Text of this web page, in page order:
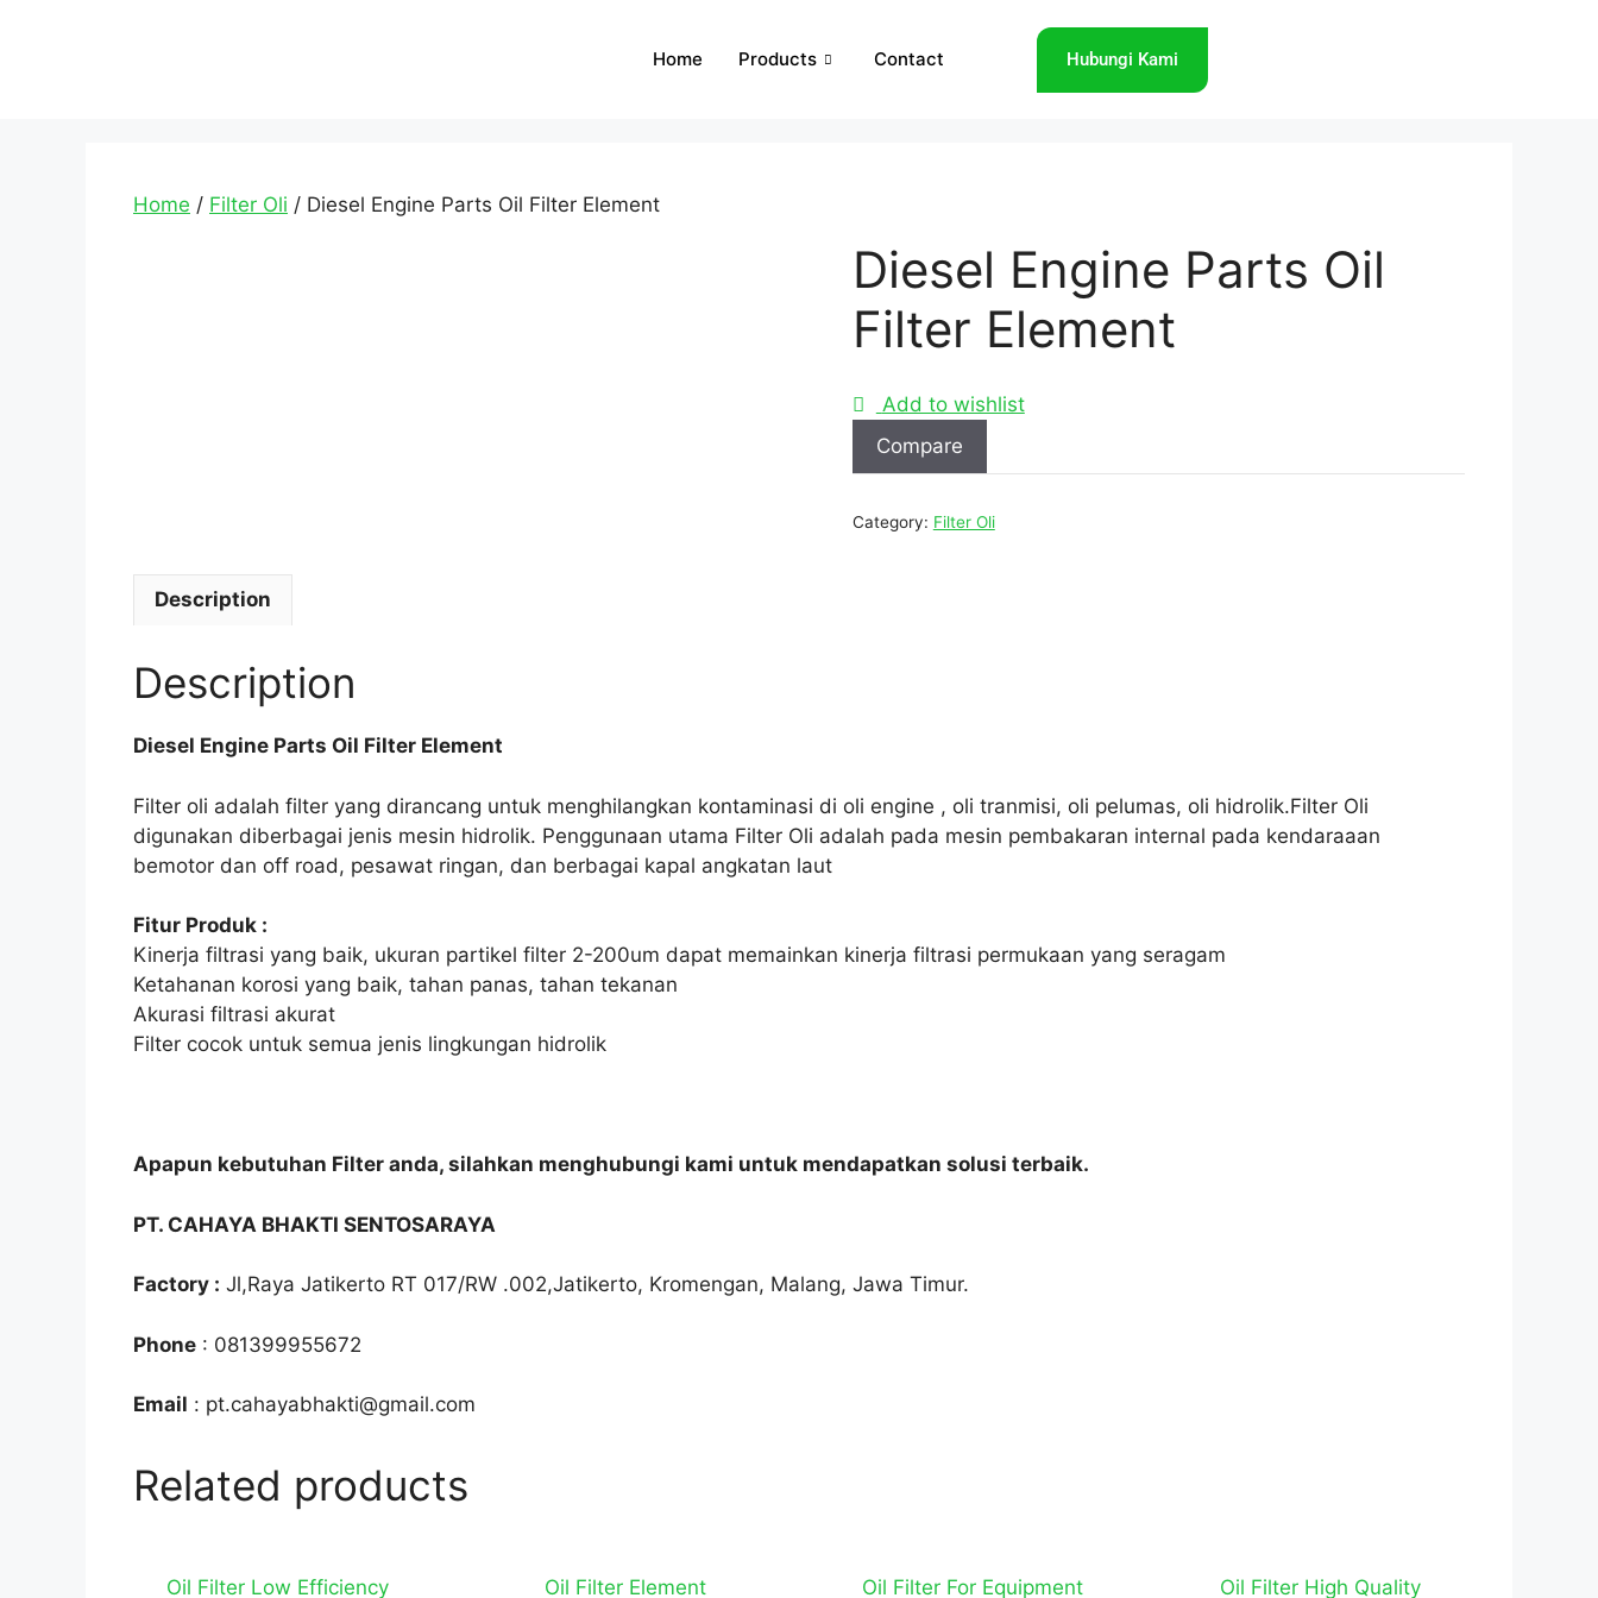
Home Products Contact Hubungi Kami
Home / Filter Oli / Diesel Engine Parts Oil Filter Element
Diesel Engine Parts Oil
Filter Element
Add to wishlist
Compare
Category: Filter Oli
Description
Description
Diesel Engine Parts Oil Filter Element
Filter oli adalah filter yang dirancang untuk menghilangkan kontaminasi di oli engine , oli tranmisi, oli pelumas, oli hidrolik.Filter Oli
digunakan diberbagai jenis mesin hidrolik. Penggunaan utama Filter Oli adalah pada mesin pembakaran internal pada kendaraaan
bemotor dan off road, pesawat ringan, dan berbagai kapal angkatan laut
Fitur Produk :
Kinerja filtrasi yang baik, ukuran partikel filter 2-200um dapat memainkan kinerja filtrasi permukaan yang seragam
Ketahanan korosi yang baik, tahan panas, tahan tekanan
Akurasi filtrasi akurat
Filter cocok untuk semua jenis lingkungan hidrolik
Apapun kebutuhan Filter anda, silahkan menghubungi kami untuk mendapatkan solusi terbaik.
PT. CAHAYA BHAKTI SENTOSARAYA
Factory : Jl,Raya Jatikerto RT 017/RW .002,Jatikerto, Kromengan, Malang, Jawa Timur.
Phone : 081399955672
Email : pt.cahayabhakti@gmail.com
Related products
Oil Filter Low Efficiency Oil Filter Element Oil Filter For Equipment Oil Filter High Quality